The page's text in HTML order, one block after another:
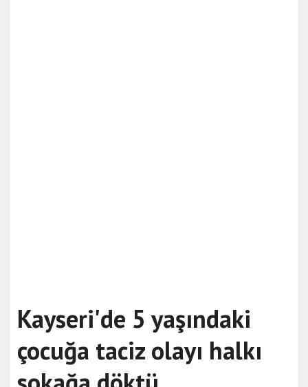
Kayseri'de 5 yaşındaki
çocuğa taciz olayı halkı